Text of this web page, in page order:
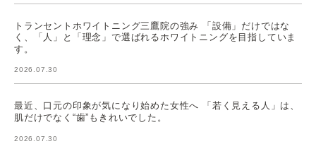
トランセントホワイトニング三鷹院の強み 「設備」だけではな
く、「人」と「理念」で選ばれるホワイトニングを目指していま
す。
2026.07.30
最近、口元の印象が気になり始めた女性へ 「若く見える人」は、
肌だけでなく“歯”もきれいでした。
2026.07.30